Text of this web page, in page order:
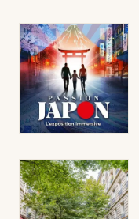
75 - Paris
Choisir mes
Mon email